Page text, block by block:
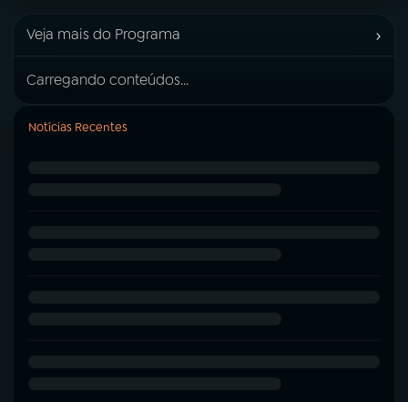
Veja mais do Programa ›
Carregando conteúdos...
Notícias Recentes